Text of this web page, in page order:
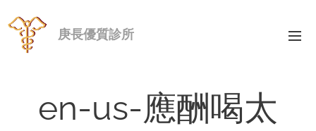
庚長優質診所
en-us-應酬喝太